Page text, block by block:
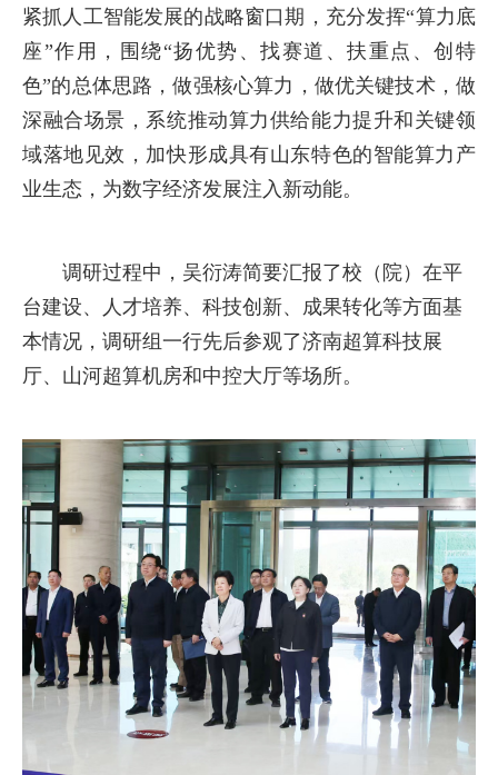
紧抓人工智能发展的战略窗口期，充分发挥“算力底
座”作用，围绕“扬优势、找赛道、扶重点、创特
色”的总体思路，做强核心算力，做优关键技术，做
深融合场景，系统推动算力供给能力提升和关键领
域落地见效，加快形成具有山东特色的智能算力产
业生态，为数字经济发展注入新动能。
调研过程中，吴衍涛简要汇报了校（院）在平
台建设、人才培养、科技创新、成果转化等方面基
本情况，调研组一行先后参观了济南超算科技展
厅、山河超算机房和中控大厅等场所。